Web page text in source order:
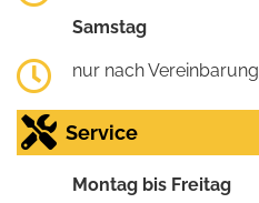
Samstag
nur nach Vereinbarung
Service
Montag bis Freitag